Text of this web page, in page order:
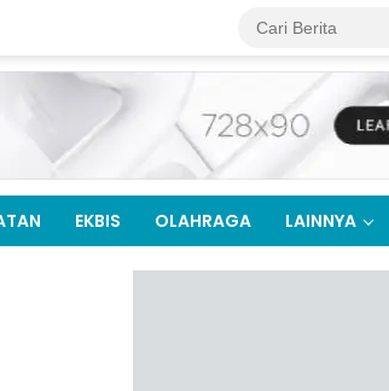
EKBIS OLAHRAGA LAINNYA